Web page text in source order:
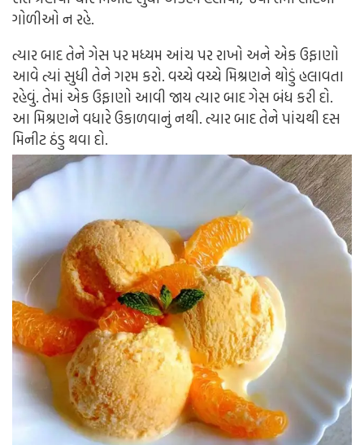
ગોળીઓ ન રહે.
ત્યાર બાદ તેને ગેસ પર મધ્યમ આંચ પર રાખો અને એક ઉફાણો
આવે ત્યાં સુધી તેને ગરમ કરો. વચ્ચે વચ્ચે મિશ્રણને થોડું હલાવતા
રહેવું.તેમાં એક ઉફાણો આવી જાય ત્યાર બાદ ગેસ બંધ કરી દો.
આ મિશ્રણને વધારે ઉકાળવાનું નથી. ત્યાર બાદ તેને પાંચથી દસ
મિનીટ ઠંડુ થવા દો.